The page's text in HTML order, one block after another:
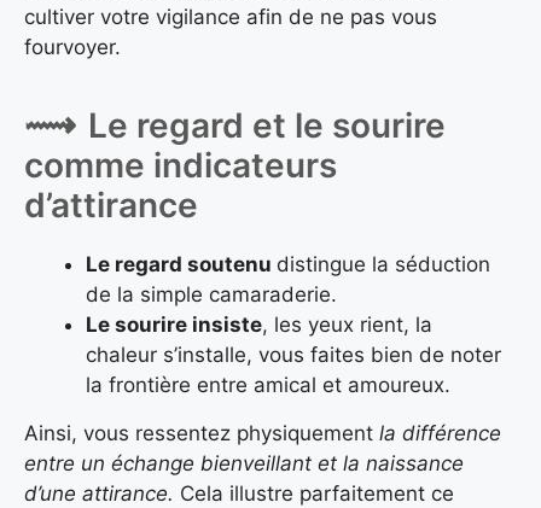
cultiver votre vigilance afin de ne pas vous
fourvoyer.
Le regard et le sourire
comme indicateurs
d’attirance
Le regard soutenu distingue la séduction
de la simple camaraderie.
Le sourire insiste, les yeux rient, la
chaleur s’installe, vous faites bien de noter
la frontière entre amical et amoureux.
Ainsi, vous ressentez physiquement la différence
entre un échange bienveillant et la naissance
d’une attirance. Cela illustre parfaitement ce